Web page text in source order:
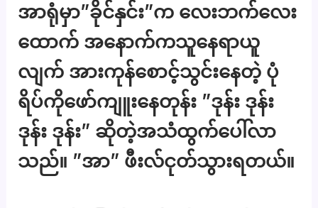
အာရုံမှာ”ခိုင်နှင်း”က လေးဘက်လေး
ထောက် အနောက်ကသူနေရာယူ
လျက် အားကုန်စောင့်သွင်းနေတဲ့ ပုံ
ရိပ်ကိုဖော်ကျူးနေတုန်း ”ဒုန်း ဒုန်း
ဒုန်း ဒုန်း” ဆိုတဲ့အသံထွက်ပေါ်လာ
သည်။ ”အာ” ဖီးလ်ငုတ်သွားရတယ်။